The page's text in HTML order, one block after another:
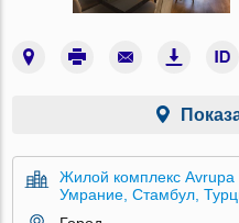
Жилой комплекс Avrupa
Умрание, Стамбул,